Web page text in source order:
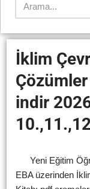
İklim
indir
Yeni Eğitim
EBA üzerinden